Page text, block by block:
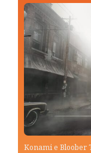
Konami e Bloober